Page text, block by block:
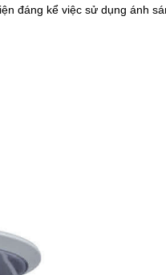
đáng kể việc sử dụng ánh